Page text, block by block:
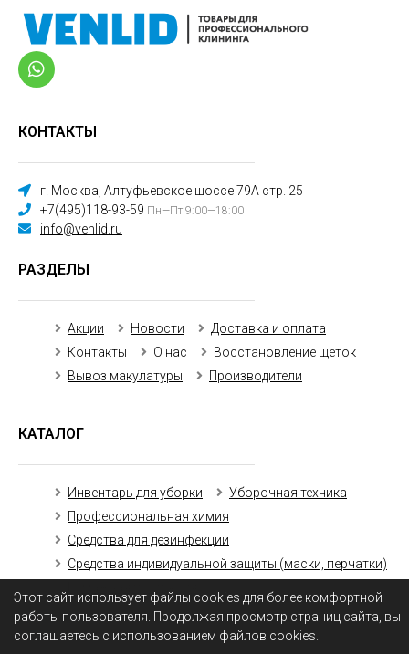
Этот сайт использует файлы cookies для более комфортной
работы пользователя. Продолжая просмотр страниц сайта, вы
соглашаетесь с использованием файлов cookies.
КОНТАКТЫ
г. Москва, Алтуфьевское шоссе 79А стр. 25
+7(495)118-93-59 Пн—Пт 9:00—18:00
info@venlid.ru
РАЗДЕЛЫ
Акции Новости
Доставка и оплата
Контакты
О нас
Восстановление щеток
Вывоз макулатуры
Производители
КАТАЛОГ
Инвентарь для уборки
Уборочная техника
Профессиональная химия
Средства для дезинфекции
Средства индивидуальной защиты (маски, перчатки)